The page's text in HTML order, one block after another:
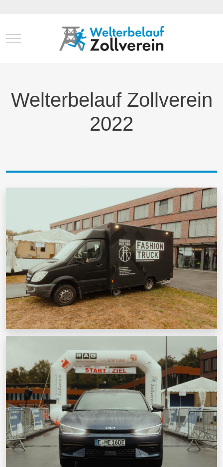
Mobile Menu Toggle
Welterbelauf Zollverein
2022